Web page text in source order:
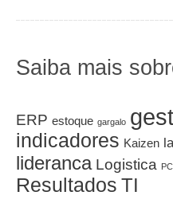
Saiba mais
ERP estoque gargalo
indicadores Kaizen
lideranca Logistica
Resultados TI